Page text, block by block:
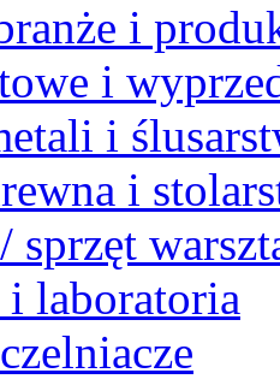
i
i
i
i
sprzęt
laboratoria